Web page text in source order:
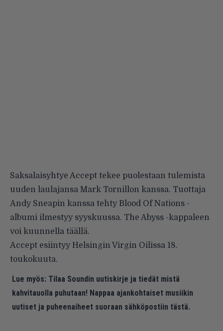
Saksalaisyhtye Accept tekee puolestaan tulemista
uuden laulajansa Mark Tornillon kanssa. Tuottaja
Andy Sneapin kanssa tehty Blood Of Nations -
albumi ilmestyy syyskuussa. The Abyss -kappaleen
voi kuunnella täällä.
Accept esiintyy Helsingin Virgin Oilissa 18.
toukokuuta.
Lue myös: Tilaa Soundin uutiskirje ja tiedät mistä
kahvitauolla puhutaan! Nappaa ajankohtaiset musiikin
uutiset ja puheenaiheet suoraan sähköpostiin tästä.